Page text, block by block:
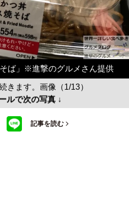
ば」※進撃のグルメさん提供
きます。画像（1/13）
ルで次の写真 ↓
記事を読む